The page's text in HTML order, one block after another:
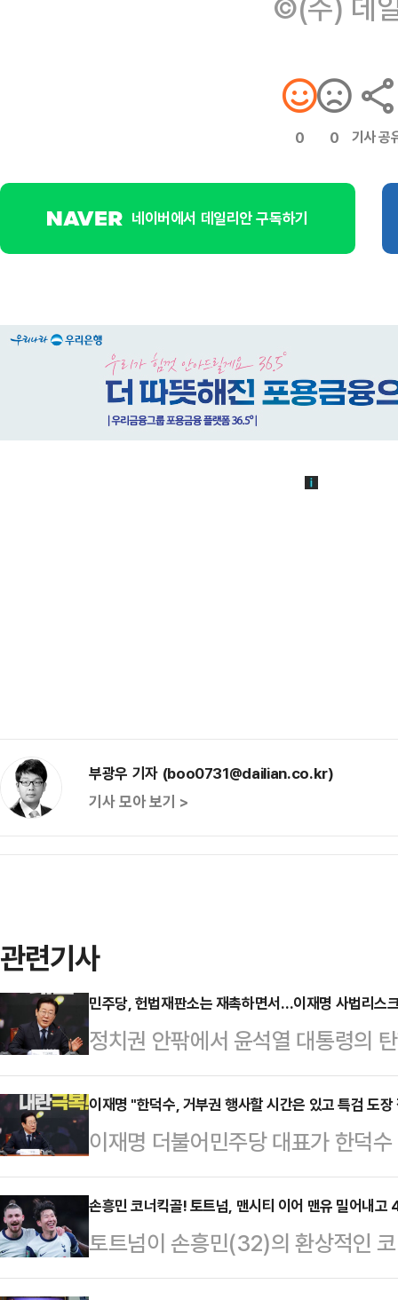
0 0 기사 공
네이버에서 데일리안 구독하기
부광우 기자 (boo0731@dailian.co.kr)
기사 모아 보기 >
관련기사
민주당, 헌법재판소는 재촉하면서…이재명 사법리스
정치권 안팎에서 윤석열 대통령의
더불어민주당 대표의 사법리스크
만, 민주당은 '신속한 헌법재판소의
법리스크와 관련해서는 거리를 두
법 위반 1심 '징역형 집행유예' 선고
울 그룹 대북 송금의혹 항소심 유죄
의 사법리스크가 재점화하는 분위
상하는 것을 꺼려하는 분위기가 …
이재명 "한덕수, 거부권 행사할 시간은 있고 특검 도
이재명 더불어민주당 대표가 한덕
를 수사할 상설특검 후보자 추천 의
대표는 20일 오전 국회에서 열린
체 없이 해야 하는데 6일째 안 하고
대표는 "(양곡법 등 6개 법안에 대
손흥민 코너킥골! 토트넘, 맨시티 이어 맨유 밀어내고
토트넘이 손흥민(32)의 환상적인
내고 리그컵(카라바오컵) 4강에 올